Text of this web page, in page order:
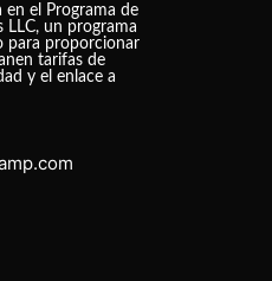
en el Programa de
LLC, un programa
para proporcionar
tarifas de
y el enlace a